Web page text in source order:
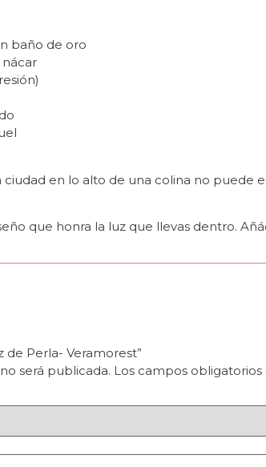
baño de oro
nácar
en lo alto de una colina no puede
que honra la luz que llevas dentro.
de Perla- Veramorest”
será publicada. Los campos